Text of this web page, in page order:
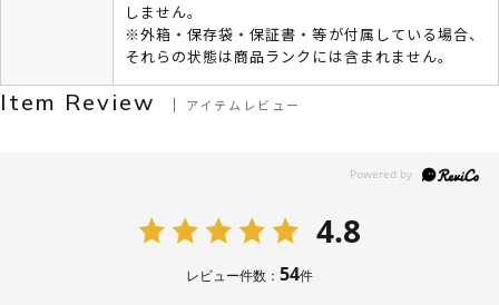
しません。
※外箱・保存袋・保証書・等が付属している場合、
それらの状態は商品ランクには含まれません。
Item Review アイテムレビュー
4.8
レビュー件数： 54件